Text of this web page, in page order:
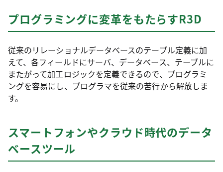
プログラミングに変革をもたらすR3D
従来のリレーショナルデータベースのテーブル定義に加
えて、各フィールドにサーバ、データベース、テーブルに
またがって加工ロジックを定義できるので、プログラミ
ングを容易にし、プログラマを従来の苦行から解放しま
す。
スマートフォンやクラウド時代のデータ
ベースツール